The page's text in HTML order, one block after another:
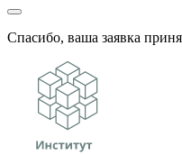
Спасибо, ваша заявка